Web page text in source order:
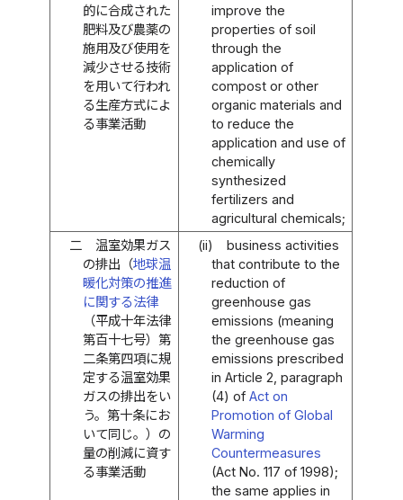
的に合成された
肥料及び農薬の
施用及び使用を
減少させる技術
を用いて行われ
る生産方式によ
る事業活動
improve the
properties of soil
through the
application of
compost or other
organic materials and
to reduce the
application and use of
chemically
synthesized
fertilizers and
agricultural chemicals;
二
温室効果ガス
の排出（地球温
暖化対策の推進
に関する法律
（平成十年法律
第百十七号）第
二条第四項に規
定する温室効果
ガスの排出をい
う。第十条にお
いて同じ。）の
量の削減に資す
る事業活動
(ii)
business activities
that contribute to the
reduction of
greenhouse gas
emissions (meaning
the greenhouse gas
emissions prescribed
in Article 2, paragraph
(4) of Act on
Promotion of Global
Warming
Countermeasures
(Act No. 117 of 1998);
the same applies in